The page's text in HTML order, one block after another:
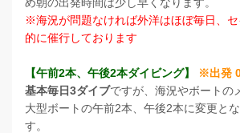
※海況が問題なければ外洋はほぼ毎日、
的に催行しております
【午前2本、午後2本ダイビング】
※出発
基本毎日3ダイブですが、海況やボートの
大型ボートの午前2本、午後2本に変更と
す。